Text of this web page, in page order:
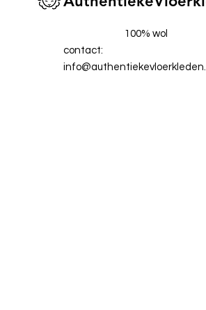
100% wol
contact: